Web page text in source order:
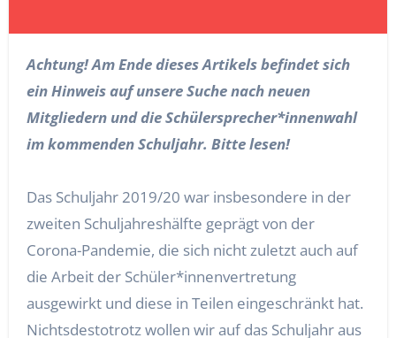
Achtung! Am Ende dieses Artikels befindet sich
ein Hinweis auf unsere Suche nach neuen
Mitgliedern und die Schülersprecher*innenwahl
im kommenden Schuljahr. Bitte lesen!
Das Schuljahr 2019/20 war insbesondere in der
zweiten Schuljahreshälfte geprägt von der
Corona-Pandemie, die sich nicht zuletzt auch auf
die Arbeit der Schüler*innenvertretung
ausgewirkt und diese in Teilen eingeschränkt hat.
Nichtsdestotrotz wollen wir auf das Schuljahr aus